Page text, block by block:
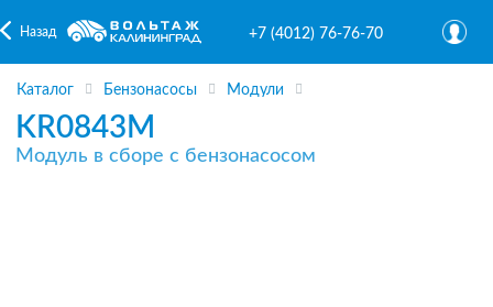
Назад +7 (4012) 76-76-70
Каталог Бензонасосы Модули
KR0843M
Модуль в сборе с бензонасосом